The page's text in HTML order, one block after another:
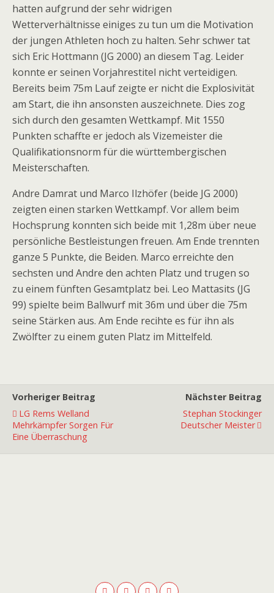
hatten aufgrund der sehr widrigen
Wetterverhältnisse einiges zu tun um die Motivation
der jungen Athleten hoch zu halten. Sehr schwer tat
sich Eric Hottmann (JG 2000) an diesem Tag. Leider
konnte er seinen Vorjahrestitel nicht verteidigen.
Bereits beim 75m Lauf zeigte er nicht die Explosivität
am Start, die ihn ansonsten auszeichnete. Dies zog
sich durch den gesamten Wettkampf. Mit 1550
Punkten schaffte er jedoch als Vizemeister die
Qualifikationsnorm für die württembergischen
Meisterschaften.
Andre Damrat und Marco Ilzhöfer (beide JG 2000)
zeigten einen starken Wettkampf. Vor allem beim
Hochsprung konnten sich beide mit 1,28m über neue
persönliche Bestleistungen freuen. Am Ende trennten
ganze 5 Punkte, die Beiden. Marco erreichte den
sechsten und Andre den achten Platz und trugen so
zu einem fünften Gesamtplatz bei. Leo Mattasits (JG
99) spielte beim Ballwurf mit 36m und über die 75m
seine Stärken aus. Am Ende recihte es für ihn als
Zwölfter zu einem guten Platz im Mittelfeld.
Vorheriger Beitrag
LG Rems Welland
Mehrkämpfer Sorgen Für
Eine Überraschung
Nächster Beitrag
Stephan Stockinger
Deutscher Meister